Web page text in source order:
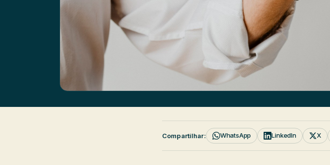
Compartilhar: WhatsApp LinkedIn X